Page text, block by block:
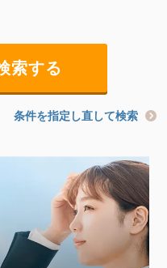
条件を指定し直して検索